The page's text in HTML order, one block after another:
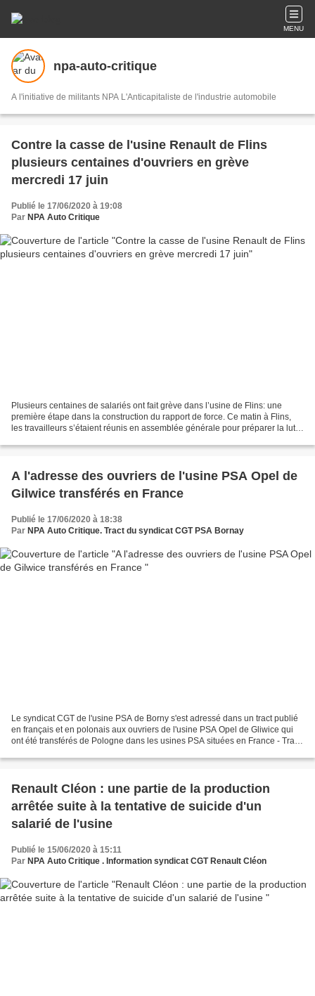
MENU
npa-auto-critique
A l'initiative de militants NPA L'Anticapitaliste de l'industrie automobile
Contre la casse de l'usine Renault de Flins
plusieurs centaines d'ouvriers en grève
mercredi 17 juin
Publié le 17/06/2020 à 19:08
Par NPA Auto Critique
Plusieurs centaines de salariés ont fait grève dans l’usine de Flins: une
première étape dans la construction du rapport de force. Ce matin à Flins,
les travailleurs s’étaient réunis en assemblée générale pour préparer la lutte
A l'adresse des ouvriers de l'usine PSA Opel de
Gilwice transférés en France
Publié le 17/06/2020 à 18:38
Par NPA Auto Critique. Tract du syndicat CGT PSA Bornay
Le syndicat CGT de l'usine PSA de Borny s'est adressé dans un tract publié
en français et en polonais aux ouvriers de l'usine PSA Opel de Gliwice qui
ont été transférés de Pologne dans les usines PSA situées en France - Tract
Renault Cléon : une partie de la production
arrêtée suite à la tentative de suicide d'un
salarié de l'usine
Publié le 15/06/2020 à 15:11
Par NPA Auto Critique . Information syndicat CGT Renault Cléon